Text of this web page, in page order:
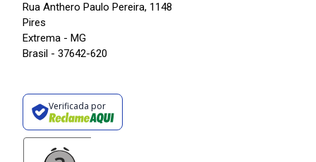
Rua Anthero Paulo Pereira, 1148
Pires
Extrema - MG
Brasil - 37642-620
Verificada por